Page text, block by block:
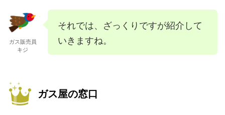
ガス販売員
キジ
それでは、ざっくりですが紹介して
いきますね。
ガス屋の窓口